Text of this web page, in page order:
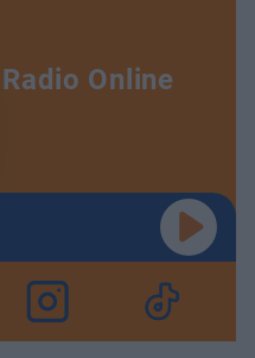
Radio Online